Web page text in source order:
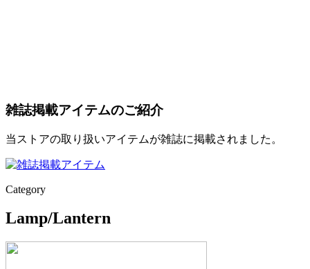
雑誌掲載アイテムのご紹介
当ストアの取り扱いアイテムが雑誌に掲載されました。
Category
Lamp/Lantern